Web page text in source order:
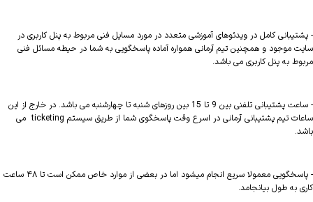
- پشتیبانی کامل در ویدئوهای آموزشی متعدد در مورد مسایل فنی مربوط به پنل کاربری در
سایت موجود و همچنین تیم آرمانی همواره آماده پاسخگویی به شما در حیطه مسائل فنی
مربوط به پنل کاربری می باشد.
- ساعت پشتیبانی تلفنی بین 9 تا 15 بین روزهای شنبه تا چهارشنبه می باشد. در خارج از این
ساعات تیم پشتیبانی آرمانی در اسرع وقت پاسخگوی شما از طریق سیستم ticketing می
باشد.
- پاسخگویی معمولا سریع انجام میشود اما در بعضی از موارد خاص ممکن است تا ۴۸ ساعت
کاری به طول بیانجامد.